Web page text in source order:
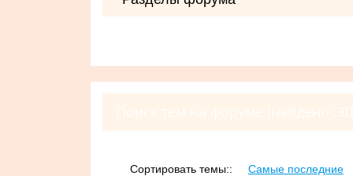
Сортировать темы:: Самые последние